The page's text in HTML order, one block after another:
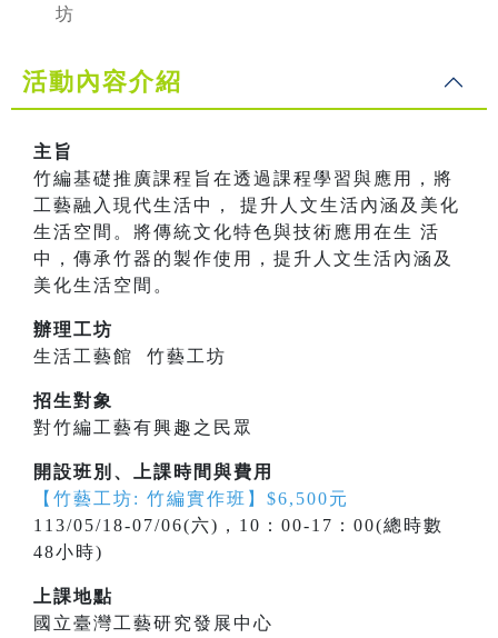
坊
活動內容介紹
主旨
竹編基礎推廣課程旨在透過課程學習與應用，將
工藝融入現代生活中， 提升人文生活內涵及美化
生活空間。將傳統文化特色與技術應用在生 活
中，傳承竹器的製作使用，提升人文生活內涵及
美化生活空間。
辦理工坊
生活工藝館 竹藝工坊
招生對象
對竹編工藝有興趣之民眾
開設班別、上課時間與費用
【竹藝工坊: 竹編實作班】$6,500元
113/05/18-07/06(六)，10：00-17：00(總時數
48小時)
上課地點
國立臺灣工藝研究發展中心